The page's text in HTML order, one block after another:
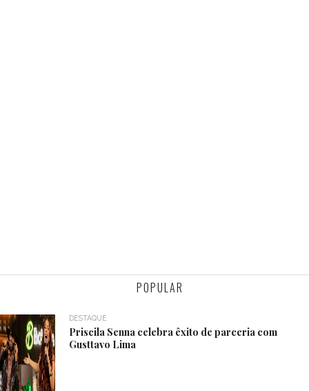
POPULAR
DESTAQUE
Priscila Senna celebra êxito de parceria com
Gusttavo Lima